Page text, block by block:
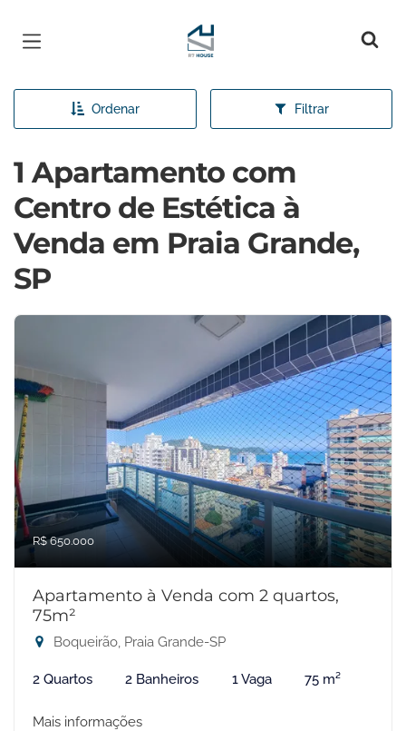
Página inicial
Ordenar Filtrar
1 Apartamento com
Centro de Estética à
Venda em Praia Grande,
SP
R$ 650.000
Apartamento à Venda com 2 quartos,
75m²
Boqueirão, Praia Grande-SP
2 Quartos 2 Banheiros 1 Vaga 75 m²
Mais informações